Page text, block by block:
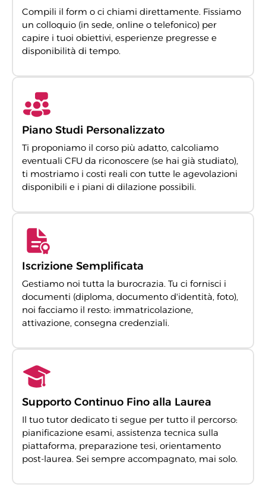
Compili il form o ci chiami direttamente. Fissiamo
un colloquio (in sede, online o telefonico) per
capire i tuoi obiettivi, esperienze pregresse e
disponibilità di tempo.
Piano Studi Personalizzato
Ti proponiamo il corso più adatto, calcoliamo
eventuali CFU da riconoscere (se hai già studiato),
ti mostriamo i costi reali con tutte le agevolazioni
disponibili e i piani di dilazione possibili.
Iscrizione Semplificata
Gestiamo noi tutta la burocrazia. Tu ci fornisci i
documenti (diploma, documento d'identità, foto),
noi facciamo il resto: immatricolazione,
attivazione, consegna credenziali.
Supporto Continuo Fino alla Laurea
Il tuo tutor dedicato ti segue per tutto il percorso:
pianificazione esami, assistenza tecnica sulla
piattaforma, preparazione tesi, orientamento
post-laurea. Sei sempre accompagnato, mai solo.